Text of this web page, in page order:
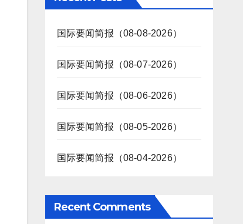
国际要闻简报（08-08-2026）
国际要闻简报（08-07-2026）
国际要闻简报（08-06-2026）
国际要闻简报（08-05-2026）
国际要闻简报（08-04-2026）
Recent Comments